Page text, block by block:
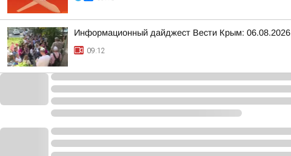
Информационный дайджест Вести Крым: 06.08.2026
09:12